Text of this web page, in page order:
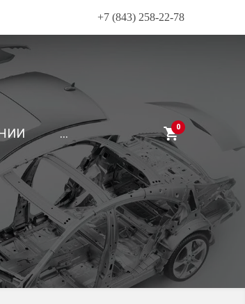
+7 (843) 258-22-78
СЕРВИС KIA
Техническое обслуживание
Диагностика автомобиля
Ремонт двигателя, КПП и трансмиссии
СЕРВИС HYUNDAI
... 0